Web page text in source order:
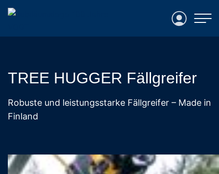
Login
TREE HUGGER Fällgreifer
Robuste und leistungsstarke Fällgreifer – Made in
Finland